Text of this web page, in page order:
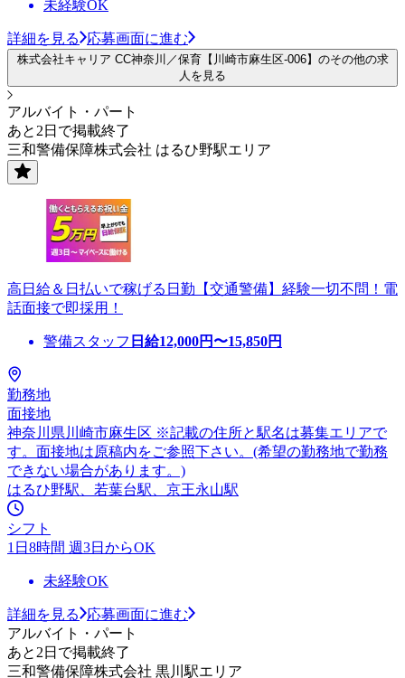
未経験OK
詳細を見る 応募画面に進む
株式会社キャリア CC神奈川／保育【川崎市麻生区-006】のその他の求
人を見る
アルバイト・パート
あと2日で掲載終了
三和警備保障株式会社 はるひ野駅エリア
高日給＆日払いで稼げる日勤【交通警備】経験一切不問！電
話面接で即採用！
警備スタッフ 日給12,000円〜15,850円
勤務地
面接地
神奈川県川崎市麻生区 ※記載の住所と駅名は募集エリアで
す。面接地は原稿内をご参照下さい。(希望の勤務地で勤務
できない場合があります。)
はるひ野駅、若葉台駅、京王永山駅
シフト
1日8時間 週3日からOK
未経験OK
詳細を見る
応募画面に進む
アルバイト・パート
あと2日で掲載終了
三和警備保障株式会社 黒川駅エリア